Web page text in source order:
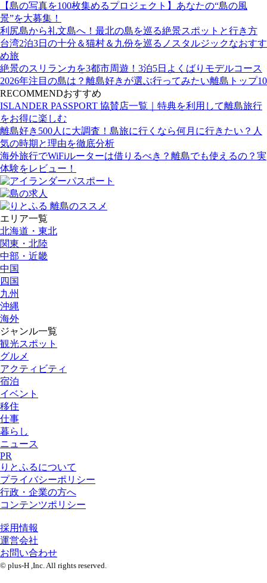
【島の写真を100枚集めるプロジェクト】あなたの“島の風
景”を大募集！
利尻島から礼文島へ！最北の島を巡る絶景スポットと行き方
台湾2泊3日の十分＆猫村＆九份を巡るノスタルジックなおすす
め旅
絶景のスリランカを3都市周遊！3泊5日よくばりモデルコース
2026年注目の島は？離島好きが選ぶ行ってみたい離島トップ10
RECOMMENDおすすめ
ISLANDER PASSPORT 協賛店一覧｜特典を利用して離島旅行
をお得に楽しむ
離島好き500人に大調査！島旅に行くなら何月に行きたい？人
気の時期と理由を徹底分析
海外旅行でWiFiルーターは借りるべき？離島でも使えるの？実
体験をレビュー！
エリア一覧
北海道・東北
関東・北陸
中部・近畿
中国
四国
九州
沖縄
海外
ジャンル一覧
観光スポット
グルメ
アクティビティ
宿泊
イベント
移住
仕事
暮らし
ニュース
PR
りとふるについて
プライバシーポリシー
行政・企業の方へ
コンテンツポリシー
採用情報
運営会社
お問い合わせ
© plus-H ,Inc. All rights reserved.